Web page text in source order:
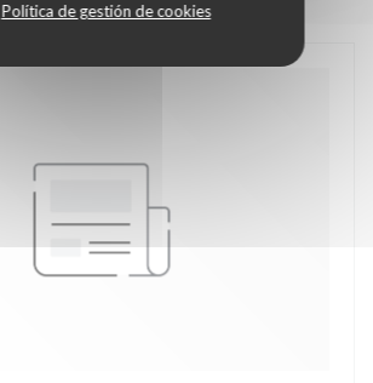
Política de gestión de cookies